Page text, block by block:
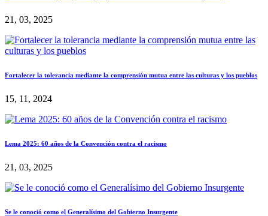
21, 03, 2025
Fortalecer la tolerancia mediante la comprensión mutua entre las culturas y los pueblos
15, 11, 2024
Lema 2025: 60 años de la Convención contra el racismo
21, 03, 2025
Se le conoció como el Generalísimo del Gobierno Insurgente